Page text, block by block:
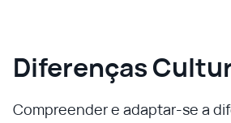
Diferenças
Compreender e adaptar-se a